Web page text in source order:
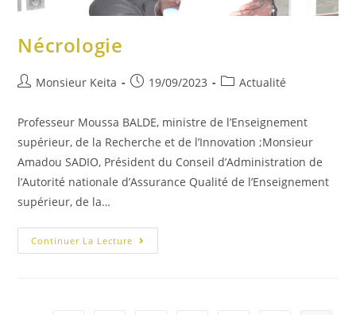
Nécrologie
Monsieur Keita 19/09/2023 Actualité
Professeur Moussa BALDE, ministre de l’Enseignement
supérieur, de la Recherche et de l’Innovation ;Monsieur
Amadou SADIO, Président du Conseil d’Administration de
l’Autorité nationale d’Assurance Qualité de l’Enseignement
supérieur, de la…
Continuer La Lecture